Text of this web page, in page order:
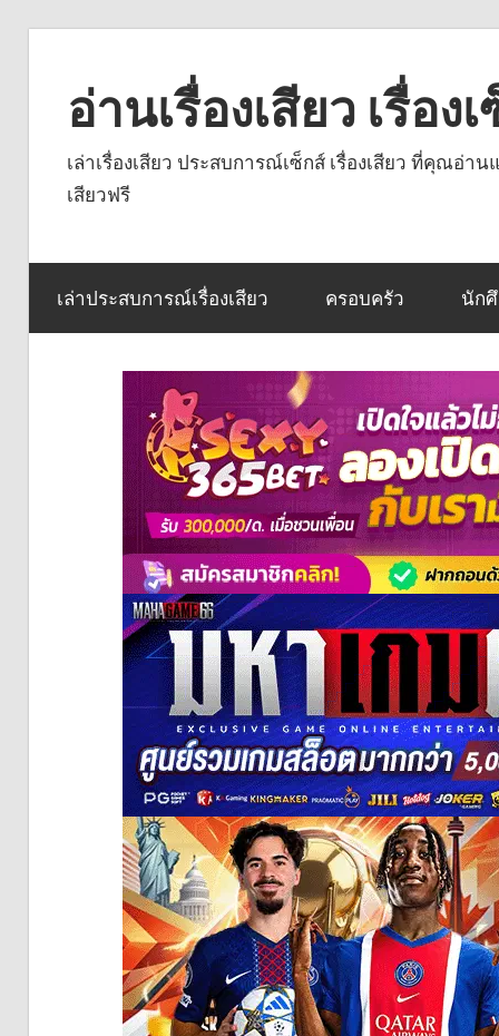
contentอ่านเรื่องเสียว เรื่อ
เล่าเรื่องเสียว ประสบการณ์เซ็กส์ เรื่องเสียว ที่คุณอ่
เสียวฟรี
เล่าประสบการณ์เรื่องเสียว ครอบครัว นัก